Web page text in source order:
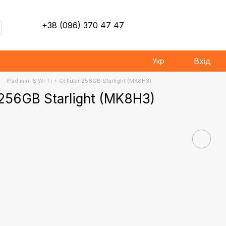
+38 (096) 370 47 47
Укр Вхід
iPad mini 6 Wi-Fi + Cellular 256GB Starlight (MK8H3)
Starlight (MK8H3)